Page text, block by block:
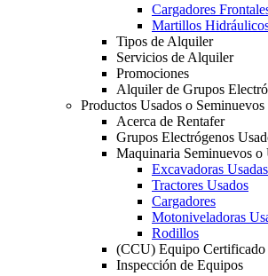
Cargadores
Martillos
Tipos de Alquiler
Servicios de Alquiler
Promociones
Alquiler de Grupos
Productos Usados o Seminuevos
Acerca de Rentafer
Grupos Electrógenos
Maquinaria Seminuevos o
Excavadoras Usadas
Tractores Usados
Cargadores
Motoniveladoras
Rodillos
(CCU) Equipo Certificado
Inspección de Equipos